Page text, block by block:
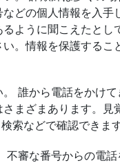
どの個人情報を入手
ように聞こえたとし
。情報を保護するこ
誰から電話をかけ
まざまあります。見
索などで確認できま
不審な番号からの電